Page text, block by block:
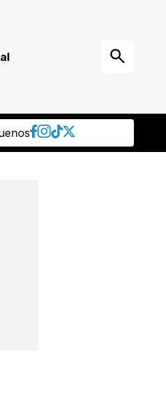
panista reprocha que